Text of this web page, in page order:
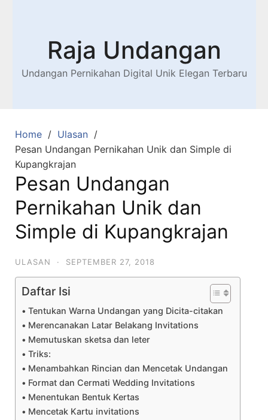
Raja Undangan
Undangan Pernikahan Digital Unik Elegan Terbaru
Home
Ulasan
Pesan Undangan Pernikahan Unik dan Simple di
Kupangkrajan
Pesan Undangan
Pernikahan Unik dan
Simple di Kupangkrajan
ULASAN · SEPTEMBER 27, 2018
Daftar Isi
Tentukan Warna Undangan yang Dicita-citakan
Merencanakan Latar Belakang Invitations
Memutuskan sketsa dan leter
Triks:
Menambahkan Rincian dan Mencetak Undangan
Format dan Cermati Wedding Invitations
Menentukan Bentuk Kertas
Mencetak Kartu invitations